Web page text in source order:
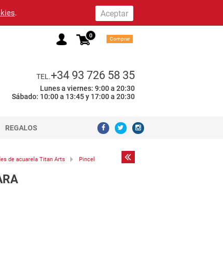
.
0 Comprar
TEL.+34 93 726 58 35
Lunes a viernes: 9:00 a 20:30
Sábado: 10:00 a 13:45 y 17:00 a 20:30
REGALOS
de acuarela Titan Arts
Pincel